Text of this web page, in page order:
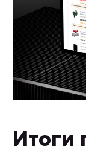
Итоги